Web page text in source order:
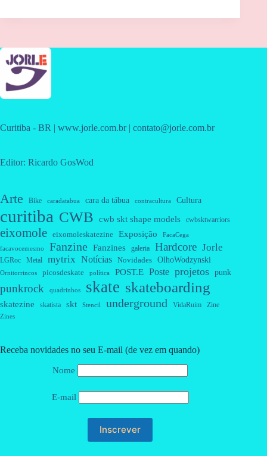
Curitiba - BR | www.jorle.com.br | contato@jorle.com.br
Editor: Ricardo GosWod
Arte Bike caradatabua cara da tábua contracultura Cultura
curitiba CWB cwb skt shape models cwbsktwarriors
eixomole eixomoleskatezine Exposição FacaCega
facavocemesmo Fanzine Fanzines galeria Hardcore Jorle
LGRoc Metal mytrix Notícias Novidades OlhoWodzynski
Ornitorrincos picosdeskate política POST.E Poste projetos punk
punkrock quadrinhos skate skateboarding
skatezine skatista skt Stencil underground VidaRuim Zine
Zines
Receba novidades no seu E-mail (de vez em quando)
Nome
E-mail